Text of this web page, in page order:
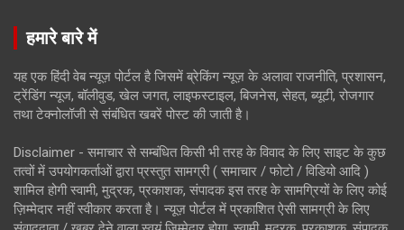
हमारे बारे में
यह एक हिंदी वेब न्यूज़ पोर्टल है जिसमें ब्रेकिंग न्यूज़ के अलावा राजनीति, प्रशासन,
ट्रेंडिंग न्यूज, बॉलीवुड, खेल जगत, लाइफस्टाइल, बिजनेस, सेहत, ब्यूटी, रोजगार
तथा टेक्नोलॉजी से संबंधित खबरें पोस्ट की जाती है।
Disclaimer - समाचार से सम्बंधित किसी भी तरह के विवाद के लिए साइट के कुछ
तत्वों में उपयोगकर्ताओं द्वारा प्रस्तुत सामग्री ( समाचार / फोटो / विडियो आदि )
शामिल होगी स्वामी, मुद्रक, प्रकाशक, संपादक इस तरह के सामग्रियों के लिए कोई
ज़िम्मेदार नहीं स्वीकार करता है। न्यूज़ पोर्टल में प्रकाशित ऐसी सामग्री के लिए